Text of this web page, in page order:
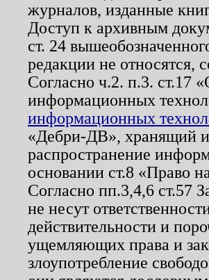
журналов, изданные
Доступ к архивным
ст. 24
редакции не относятся,
Согласно ч.2. п.3. ст.17
информационных
информационных
«Дебри-ДВ», хранящий
распространение
основании ст.8 «Право
Согласно пп.3,4,6 ст.57
не несут
действительности и
ущемляющих права и
злоупотребление